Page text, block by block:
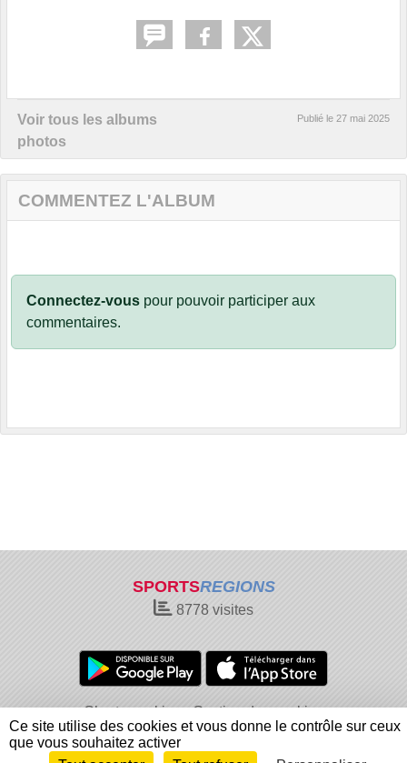
Voir tous les albums
photos
Publié le 27 mai 2025
COMMENTEZ L'ALBUM
Connectez-vous pour pouvoir participer aux
commentaires.
SPORTSREGIONS
8778 visites
Charte cookies
Gestion des cookies
Informations légales
Signaler un contenu inapproprié
Ce site utilise des cookies et vous donne le contrôle sur ceux
que vous souhaitez activer